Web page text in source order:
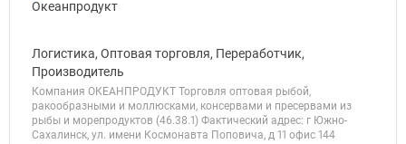
Логистика, Оптовая торговля, Переработчик,
Производитель
Компания ОКЕАНПРОДУКТ Торговля оптовая рыбой,
ракообразными и моллюсками, консервами и пресервами из
рыбы и морепродуктов (46.38.1) Фактический адрес: г Южно-
Сахалинск, ул. имени Космонавта Поповича, д 11 офис 144